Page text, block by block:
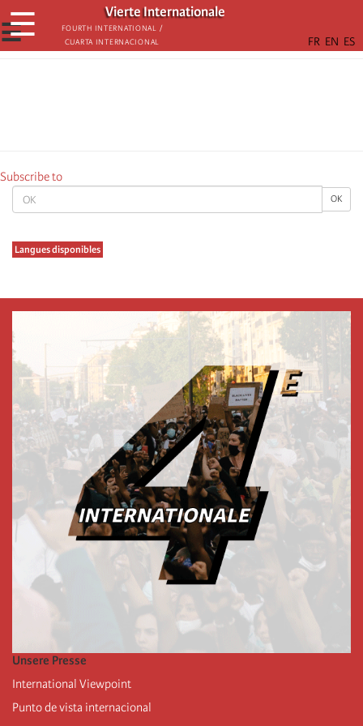
Skip
to
main
Vierte Internationale
Fourth International /
Cuarta Internacional
☰
☰
OK OK
Langues disponibles
Subscribe to
Unsere Presse
International Viewpoint
Punto de vista internacional